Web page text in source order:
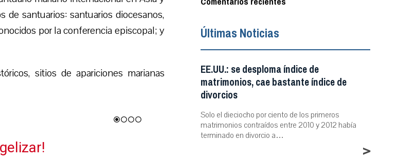
santuarios: santuarios diocesanos,
por la conferencia episcopal; y
sitios de apariciones marianas
Últimas Noticias
EE.UU.: se desploma índice de
matrimonios, cae bastante índice de
divorcios
Solo el dieciocho por ciento de los primeros
matrimonios contraídos entre 2010 y 2012 había
terminado en divorcio a…
>